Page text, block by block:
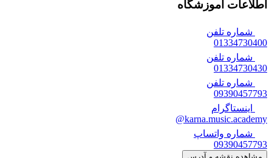
اطلاعات آموزشگاه
شماره تلفن
01334730400
شماره تلفن
01334730430
شماره تلفن
09390457793
اینستاگرام
karna.music.academy@
شماره واتساپ
09390457793